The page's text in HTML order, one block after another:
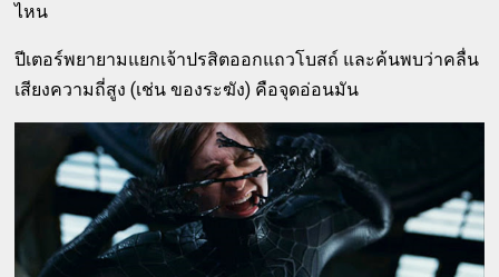
ไหน
ปีเตอร์พยายามแยกเจ้าปรสิตออกแถวโบสถ์ และค้นพบว่าคลื่น
เสียงความถี่สูง (เช่น ของระฆัง) คือจุดอ่อนมัน